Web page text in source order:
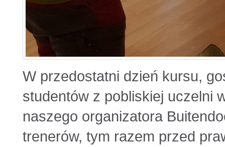
W przedostatni dzień kursu,
studentów z pobliskiej uczelni
naszego organizatora
trenerów, tym razem przed